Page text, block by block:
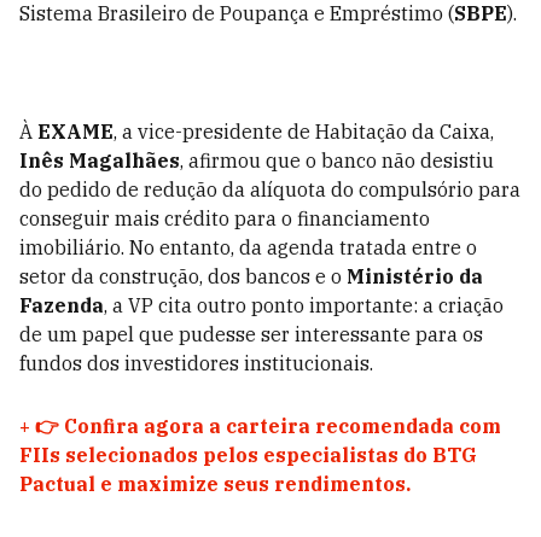
Sistema Brasileiro de Poupança e Empréstimo (SBPE).
À EXAME, a vice-presidente de Habitação da Caixa,
Inês Magalhães, afirmou que o banco não desistiu
do pedido de redução da alíquota do compulsório para
conseguir mais crédito para o financiamento
imobiliário. No entanto, da agenda tratada entre o
setor da construção, dos bancos e o Ministério da
Fazenda, a VP cita outro ponto importante: a criação
de um papel que pudesse ser interessante para os
fundos dos investidores institucionais.
+ 👉 Confira agora a carteira recomendada com
FIIs selecionados pelos especialistas do BTG
Pactual e maximize seus rendimentos.